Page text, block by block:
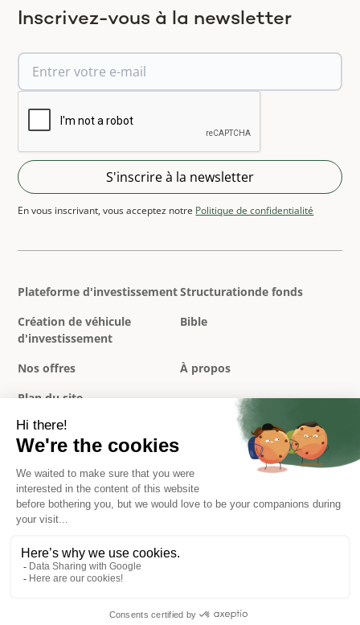
Inscrivez-vous à la newsletter
En vous inscrivant, vous acceptez notre Politique de confidentialité
Plateforme d'investissementStructurationde fonds
Création de véhicule
d'investissement
Bible
Nos offres
À propos
Plan du site
Politique de confidentialité
Mentions légales
Conditions générales
Réclamations